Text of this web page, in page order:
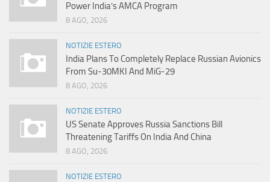
Power India’s AMCA Program
8 AGO, 2026
NOTIZIE ESTERO
India Plans To Completely Replace Russian Avionics
From Su-30MKI And MiG-29
8 AGO, 2026
NOTIZIE ESTERO
US Senate Approves Russia Sanctions Bill
Threatening Tariffs On India And China
8 AGO, 2026
NOTIZIE ESTERO